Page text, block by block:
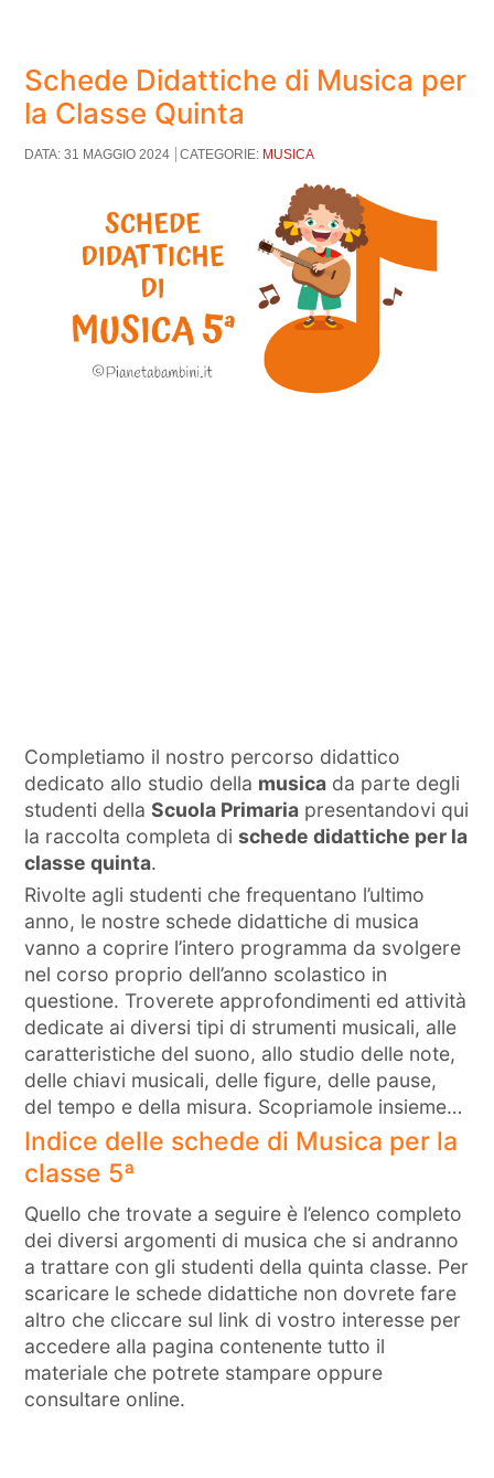
Schede Didattiche di Musica per
la Classe Quinta
DATA: 31 MAGGIO 2024 CATEGORIE: MUSICA
Completiamo il nostro percorso didattico
dedicato allo studio della musica da parte degli
studenti dellaScuola Primaria presentandovi qui
la raccolta completa dischede didattiche per la
classe quinta.
Rivolte agli studenti che frequentano l’ultimo
anno, le nostre schede didattiche di musica
vanno a coprire l’intero programma da svolgere
nel corso proprio dell’anno scolastico in
questione. Troverete approfondimenti ed attività
dedicate ai diversi tipi di strumenti musicali, alle
caratteristiche del suono, allo studio delle note,
delle chiavi musicali, delle figure, delle pause,
del tempo e della misura. Scopriamole insieme…
Indice delle schede di Musica per la
classe 5ª
Quello che trovate a seguire è l’elenco completo
dei diversi argomenti di musica che si andranno
a trattare con gli studenti della quinta classe. Per
scaricare le schede didattiche non dovrete fare
altro che cliccare sul link di vostro interesse per
accedere alla pagina contenente tutto il
materiale che potrete stampare oppure
consultare online.